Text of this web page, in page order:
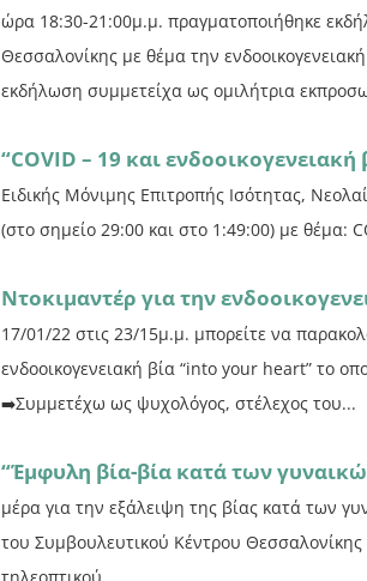
ώρα 18:30-21:00μ.μ. πραγματοποιήθηκε
Θεσσαλονίκης με θέμα την
εκδήλωση συμμετείχα ως ομιλήτρια
“COVID – 19 και ενδοοικογενειακή
Ειδικής Μόνιμης Επιτροπής Ισότητας,
(στο σημείο 29:00 και στο 1:49:00) με θέμα:
Ντοκιμαντέρ για την
17/01/22 στις 23/15μ.μ. μπορείτε να
ενδοοικογενειακή βία “into your heart” το
➡️Συμμετέχω ως ψυχολόγος, στέλεχος του...
“Έμφυλη βία-βία κατά των
μέρα για την εξάλειψη της βίας κατά των
του Συμβουλευτικού Κέντρου